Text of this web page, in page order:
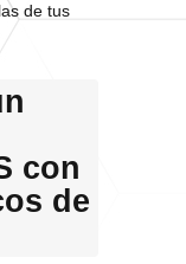
de tus
con
de